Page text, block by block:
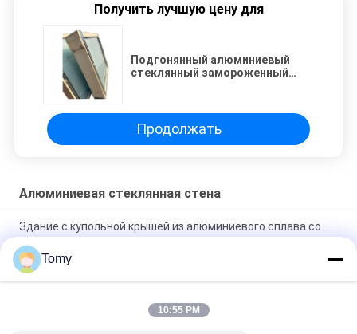
Получить лучшую цену для
Подгонянный алюминиевый
стеклянный замороженный
Продолжать
Алюминиевая стеклянная стена
Здание с купольной крышей из алюминиевого сплава со
светопрозрачным покрытием из стеклопластиковых
листов
Энергоэффективные стеклянные фасадные системы
Подгонянное алюминиевое окно жалюзи Jalousie для
Tomy
10:55 PM